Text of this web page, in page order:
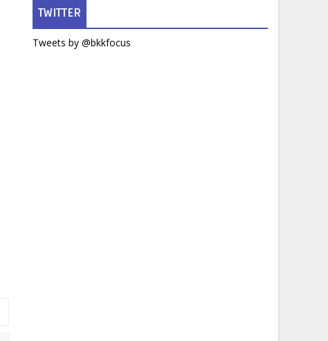
TWITTER
Tweets by @bkkfocus